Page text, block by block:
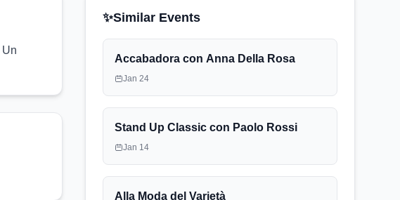
✨Similar Events
Accabadora con Anna Della Rosa
Jan 24
Stand Up Classic con Paolo Rossi
Jan 14
Alla Moda del Varietà